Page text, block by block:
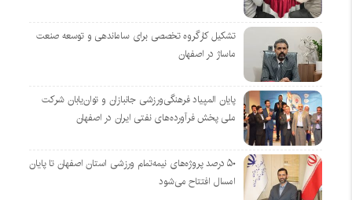
تشکیل کارگروه تخصصی برای ساماندهی و توسعه صنعت
ماساژ در اصفهان
پایان المپیاد فرهنگی‌ورزشی جانبازان و توان‌یابان شرکت
ملی پخش فرآورده‌های نفتی ایران در اصفهان
۵۰ درصد پروژه‌های نیمه‌تمام ورزشی استان اصفهان تا پایان
امسال افتتاح می‌شود